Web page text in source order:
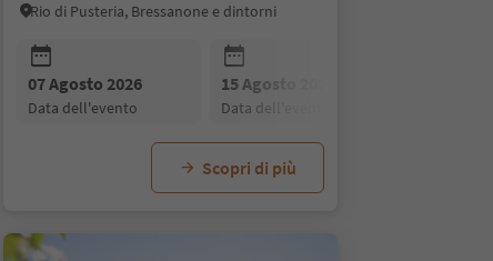
04 Settembre 2026
data dell'evento
Rio di Pusteria, Bressanone e dintorni
07 Agosto 2026
data dell'evento
15 Agosto 2026
data dell'evento
Scopri di più